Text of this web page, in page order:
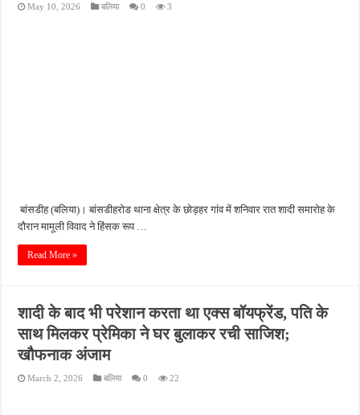
छात्रों और सरकार के बीच दूसरे दौर की वार्ता भी बेनतीजा, आंदोलन जारी रखने का ऐलान
May 10, 2026 बलिया 0 3
बांसडीह (बलिया)। बांसडीहरोड थाना क्षेत्र के छोड़हर गांव में शनिवार रात शादी समारोह के
दौरान मामूली विवाद ने हिंसक रूप …
Read More »
शादी के बाद भी परेशान करता था एक्स बॉयफ्रेंड, पति के
साथ मिलकर प्रेमिका ने घर बुलाकर रची साजिश;
खौफनाक अंजाम
March 2, 2026 बलिया 0 22